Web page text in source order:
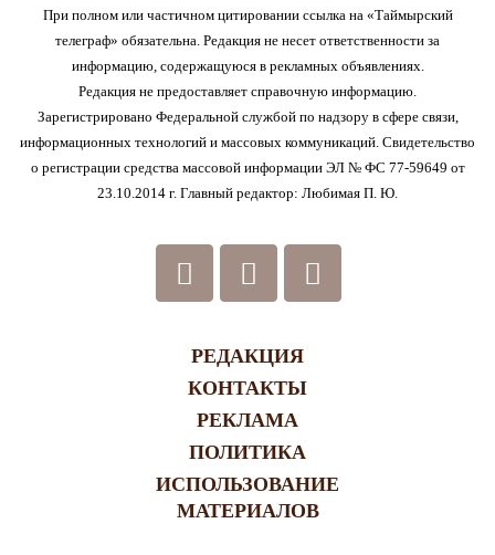
При полном или частичном цитировании ссылка на «Таймырский
телеграф» обязательна. Редакция не несет ответственности за
информацию, содержащуюся в рекламных объявлениях.
Редакция не предоставляет справочную информацию.
Зарегистрировано Федеральной службой по надзору в сфере связи,
информационных технологий и массовых коммуникаций. Свидетельство
о регистрации средства массовой информации ЭЛ № ФС 77-59649 от
23.10.2014 г. Главный редактор: Любимая П. Ю.
РЕДАКЦИЯ
КОНТАКТЫ
РЕКЛАМА
ПОЛИТИКА
ИСПОЛЬЗОВАНИЕ
МАТЕРИАЛОВ